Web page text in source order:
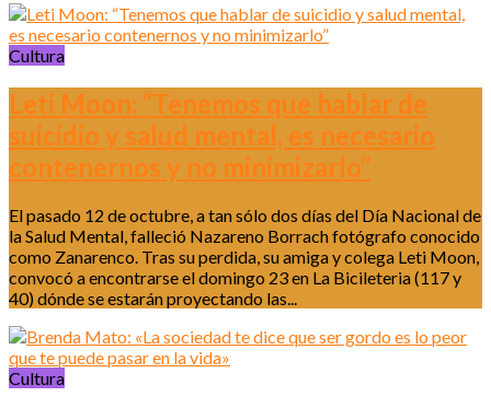
Cultura
Leti Moon: “Tenemos que hablar de
suicidio y salud mental, es necesario
contenernos y no minimizarlo”
El pasado 12 de octubre, a tan sólo dos días del Día Nacional de
la Salud Mental, falleció Nazareno Borrach fotógrafo conocido
como Zanarenco. Tras su perdida, su amiga y colega Leti Moon,
convocó a encontrarse el domingo 23 en La Bicileteria (117 y
40) dónde se estarán proyectando las...
Cultura